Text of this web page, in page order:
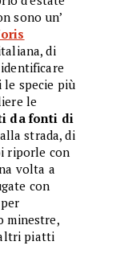
sono un’
di
le specie più
le
da fonti di
strada, di
riporle con
volta a
con
minestre,
piatti